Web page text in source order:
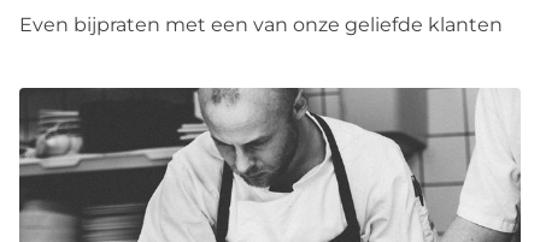
Even bijpraten met een van onze geliefde klanten